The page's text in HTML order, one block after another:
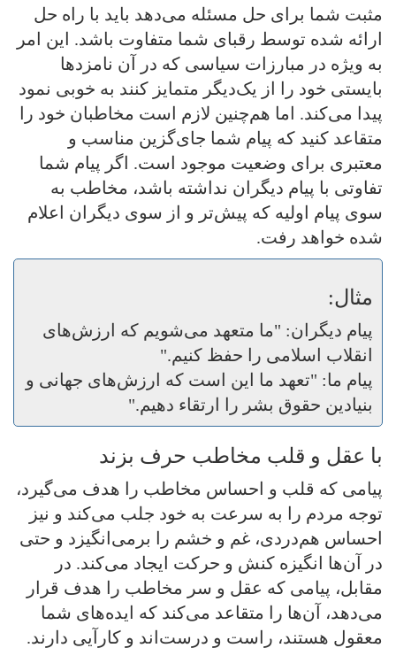
مثبت شما برای حل مسئله می‌دهد باید با راه حل
ارائه شده توسط رقبای شما متفاوت باشد. این امر
به ویژه در مبارزات سیاسی که در آن نامزدها
بایستی خود را از یک‌دیگر متمایز کنند به خوبی نمود
پیدا می‌کند. اما هم‌چنین لازم است مخاطبان خود را
متقاعد کنید که پیام شما جای‌گزین مناسب و
معتبری برای وضعیت موجود است. اگر پیام شما
تفاوتی با پیام دیگران نداشته باشد، مخاطب به
سوی پیام اولیه که پیش‌تر و از سوی دیگران اعلام
شده خواهد رفت.
مثال:
پیام دیگران: "ما متعهد می‌شویم که ارزش‌های
انقلاب اسلامی را حفظ کنیم."
پیام ما: "تعهد ما این است که ارزش‌های جهانی و
بنیادین حقوق بشر را ارتقاء دهیم."
با عقل و قلب مخاطب حرف بزند
پیامی که قلب و احساس مخاطب را هدف می‌گیرد،
توجه مردم را به سرعت به خود جلب می‌کند و نیز
احساس هم‌دردی، غم و خشم را برمی‌انگیزد و حتی
در آن‌ها انگیزه کنش و حرکت ایجاد می‌کند. در
مقابل، پیامی که عقل و سر مخاطب را هدف قرار
می‌دهد، آن‌ها را متقاعد می‌کند که ایده‌های شما
معقول هستند، راست و درست‌اند و کارآیی دارند.